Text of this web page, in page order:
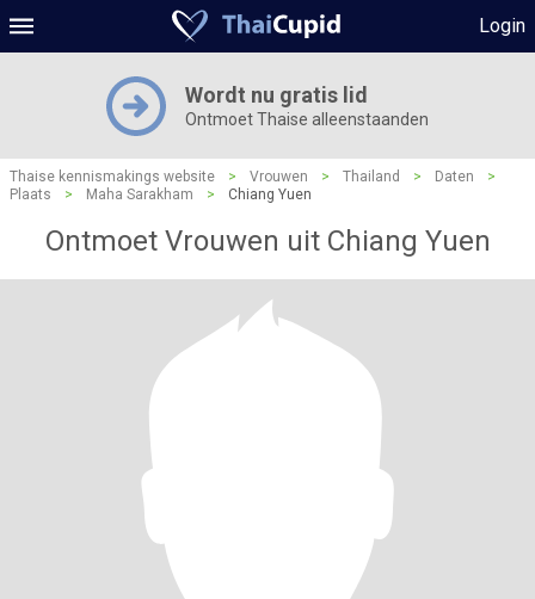
Login
Wordt nu gratis lid
Ontmoet Thaise alleenstaanden
Thaise kennismakings website > Vrouwen > Thailand > Daten
>
Plaats
> Maha Sarakham > Chiang Yuen
Ontmoet Vrouwen uit Chiang Yuen